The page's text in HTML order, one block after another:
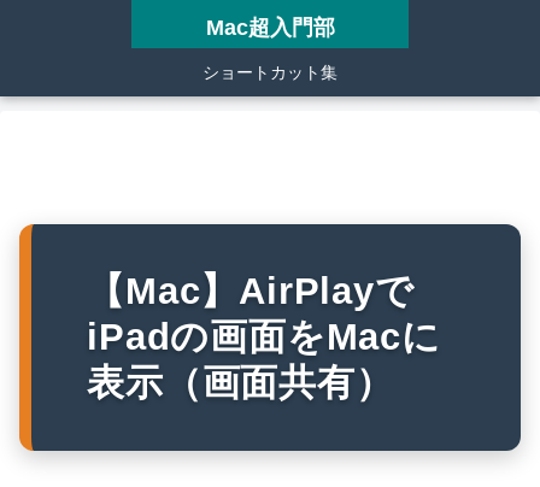
Mac超入門部
ショートカット集
【Mac】AirPlayで
iPadの画面をMacに
表示（画面共有）